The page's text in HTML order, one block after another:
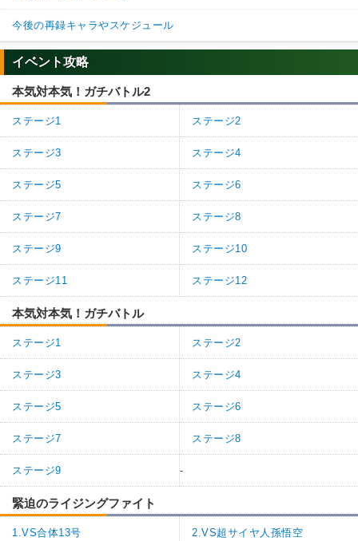
今後の再録キャラやスケジュール
イベント攻略
本気対本気！ガチバトル2
ステージ1 ステージ2
ステージ3 ステージ4
ステージ5 ステージ6
ステージ7 ステージ8
ステージ9 ステージ10
ステージ11 ステージ12
本気対本気！ガチバトル
ステージ1 ステージ2
ステージ3 ステージ4
ステージ5 ステージ6
ステージ7 ステージ8
ステージ9 -
緊迫のライジングファイト
1.VS合体13号 2.VS超サイヤ人孫悟空